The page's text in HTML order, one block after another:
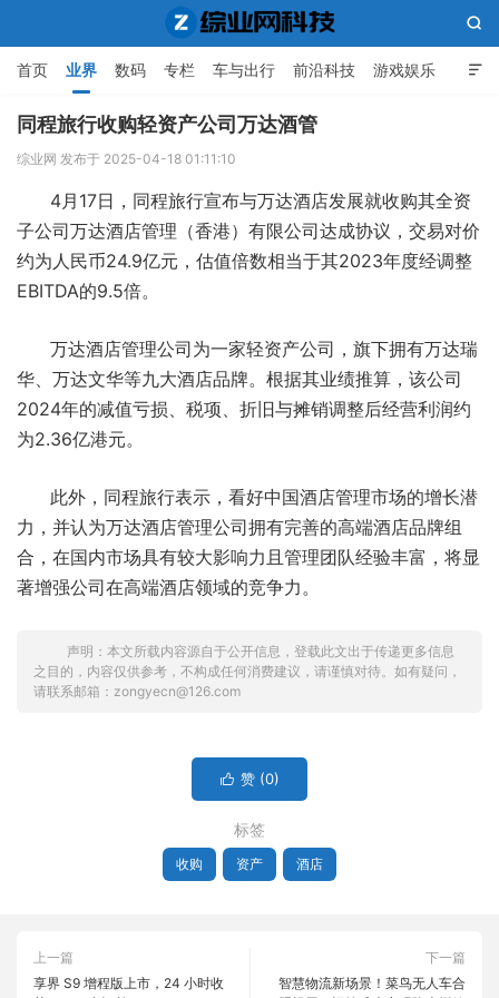

首页 业界 数码 专栏 车与出行 前沿科技 游戏娱乐
人工智能

同程旅行收购轻资产公司万达酒管
综业网 发布于 2025-04-18 01:11:10
4月17日，同程旅行宣布与万达酒店发展就收购其全资
子公司万达酒店管理（香港）有限公司达成协议，交易对价
约为人民币24.9亿元，估值倍数相当于其2023年度经调整
EBITDA的9.5倍。
万达酒店管理公司为一家轻资产公司，旗下拥有万达瑞
华、万达文华等九大酒店品牌。根据其业绩推算，该公司
2024年的减值亏损、税项、折旧与摊销调整后经营利润约
为2.36亿港元。
此外，同程旅行表示，看好中国酒店管理市场的增长潜
力，并认为万达酒店管理公司拥有完善的高端酒店品牌组
合，在国内市场具有较大影响力且管理团队经验丰富，将显
著增强公司在高端酒店领域的竞争力。
声明：本文所载内容源自于公开信息，登载此文出于传递更多信息
之目的，内容仅供参考，不构成任何消费建议，请谨慎对待。如有疑问，
请联系邮箱：zongyecn@126.com
 赞 (0)
标签
收购 资产 酒店
上一篇
享界 S9 增程版上市，24 小时收
下一篇
智慧物流新场景！菜鸟无人车合